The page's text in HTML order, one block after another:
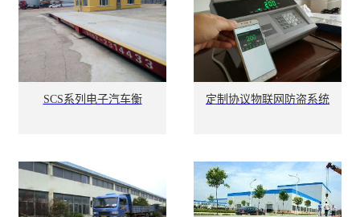
SCS系列电子汽车衡 定制协议物联网防盗系统